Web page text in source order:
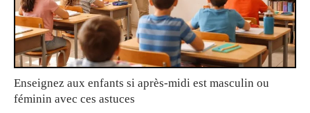
Enseignez aux enfants si après-midi est masculin ou
féminin avec ces astuces